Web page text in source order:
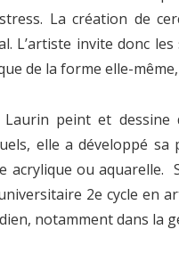
La création de
L’artiste invite donc
de la forme elle-
peint et
elle a développé
acrylique ou
2e cycle en
notamment dans la